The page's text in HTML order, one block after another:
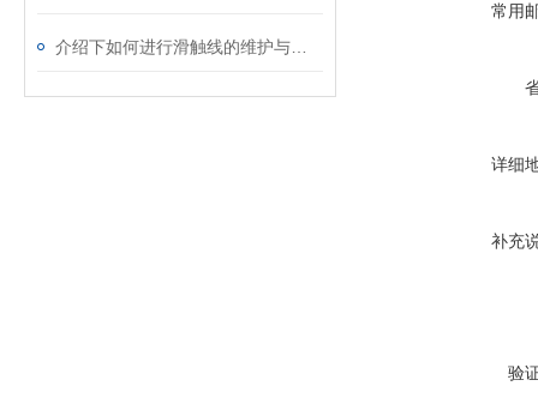
常用
详细
补充
验